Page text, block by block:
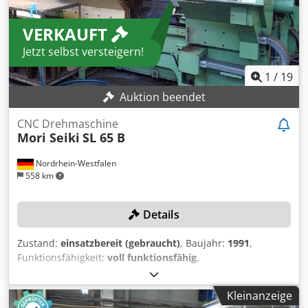
VERKAUFT
Jetzt selbst versteigern!
1 / 19
Auktion beendet
Nordrhein-Westfalen
558 km
CNC Drehmaschine
Mori Seiki SL 65 B
Details
Zustand: einsatzbereit (gebraucht), Baujahr: 1991,
Funktionsfähigkeit: voll funktionsfähig,
Maschinen-/Fahrzeugnummer:
Drehdurchmesser:650 mm, Verfahrweg X-Achse:350 mm,
Verfahrweg Z-Achse:860 mm, Spitzenbreite: 900 mm,
Kleinanzeige